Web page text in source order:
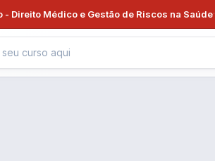
- Direito Médico e Gestão de Riscos na Saúde·